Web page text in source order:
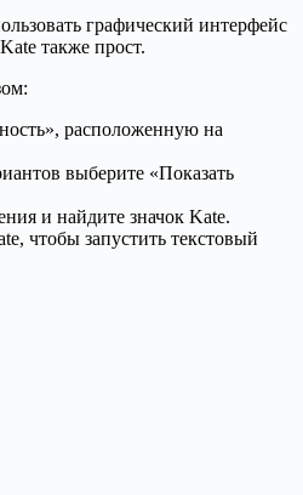
графический интерфейс
также прост.
расположенную на
выберите «Показать
и найдите значок Kate.
чтобы запустить текстовый